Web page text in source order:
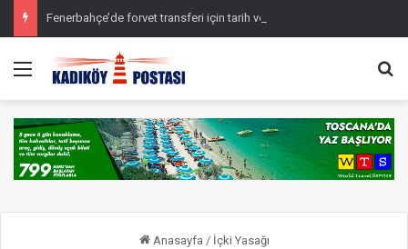
Fenerbahçe’de forvet transferi için tarih verildi
Menü
Anasayfa / İçki Yasağı